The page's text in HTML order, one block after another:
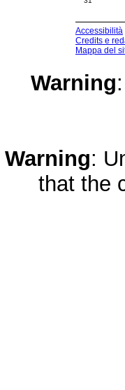
Accessibilità
Credits e
Mappa del
Warning
Warning:
that the